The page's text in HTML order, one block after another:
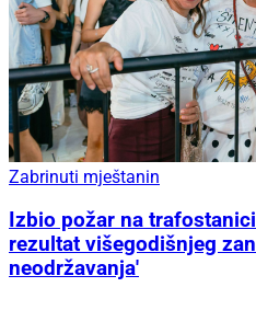
Zabrinuti mještanin
Izbio požar na
rezultat višegodišnjeg
neodržavanja'